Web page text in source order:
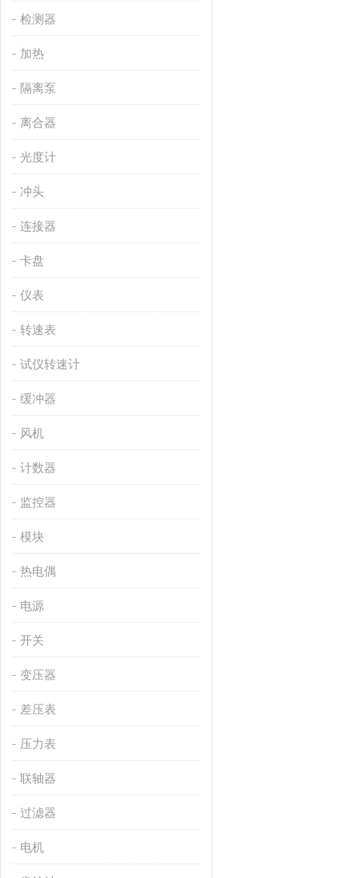
检测器
加热
隔离泵
离合器
光度计
冲头
连接器
卡盘
仪表
转速表
试仪转速计
缓冲器
风机
计数器
监控器
模块
热电偶
电源
开关
变压器
差压表
压力表
联轴器
过滤器
电机